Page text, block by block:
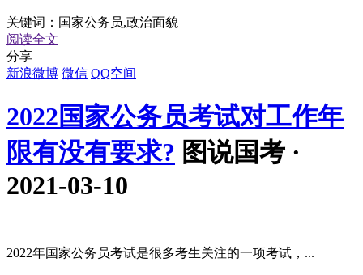
关键词： 国家公务员,政治面貌
阅读全文
分享
新浪微博 微信 QQ空间
2022国家公务员考试对工作年
限有没有要求? 图说国考 ·
2021-03-10
2022年国家公务员考试是很多考生关注的一项考试，...